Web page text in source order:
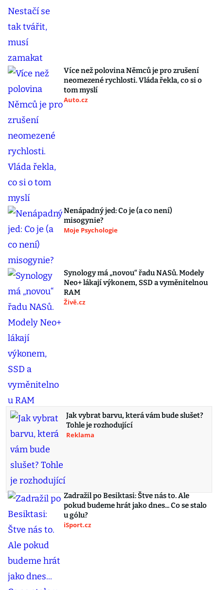
Více než polovina Němců je pro zrušení
neomezené rychlosti. Vláda řekla, co si o
tom myslí
Auto.cz
Nenápadný jed: Co je (a co není)
misogynie?
Moje Psychologie
Synology má „novou“ řadu NASů. Modely
Neo+ lákají výkonem, SSD a vyměnitelnou
RAM
Živě.cz
Jak vybrat barvu, která vám bude slušet?
Tohle je rozhodující
Reklama
Zadražil po Besiktasi: Štve nás to. Ale
pokud budeme hrát jako dnes... Co se stalo
u gólu?
iSport.cz